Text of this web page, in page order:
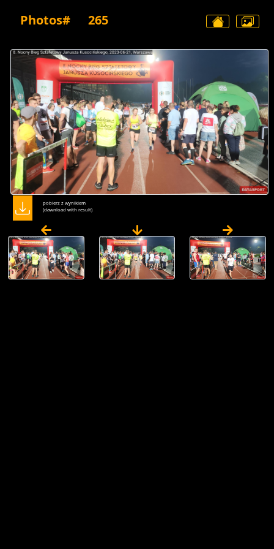
Photos# 265
pobierz z wynikiem
(dawnload with result)